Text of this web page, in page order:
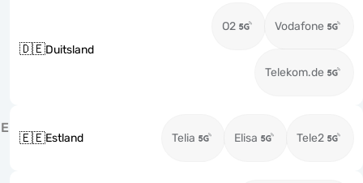
🇩🇪Duitsland
O2 Vodafone
Telekom.de
E
🇪🇪Estland Telia Elisa Tele2